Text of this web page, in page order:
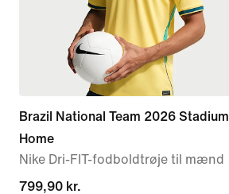
Brazil National Team 2026 Stadium
Home
Nike Dri-FIT-fodboldtrøje til mænd
799,90 kr.
799,90 kr.